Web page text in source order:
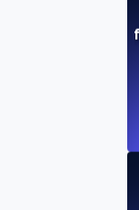
Pruebas de